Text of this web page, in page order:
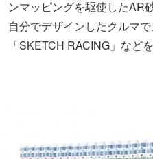
ンマッピングを駆使したAR
自分でデザインしたクルマ
「SKETCH RACING」など